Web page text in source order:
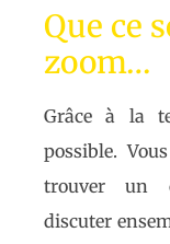
Que ce
zoom…
Grâce à la
possible.
trouver un
discuter